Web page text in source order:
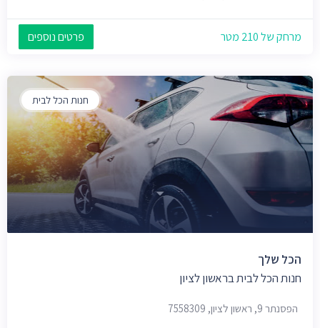
מרחק של 210 מטר פרטים נוספים
חנות הכל לבית
הכל שלך
חנות הכל לבית בראשון לציון
הפסנתר 9, ראשון לציון, 7558309